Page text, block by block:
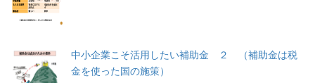
中小企業こそ活用したい補助金 ２ （補助金は税
金を使った国の施策）